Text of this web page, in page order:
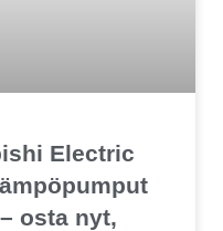
Electric
osta nyt,